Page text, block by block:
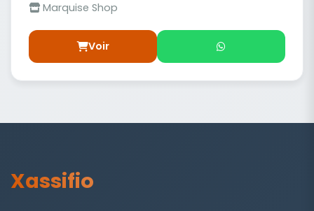
Marquise Shop
Voir
Xassifio